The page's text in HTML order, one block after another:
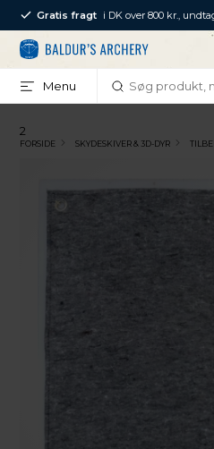
Gratis fragt i DK over 800 kr.,
Menu
2
FORSIDE SKYDESKIVER & 3D-DYR